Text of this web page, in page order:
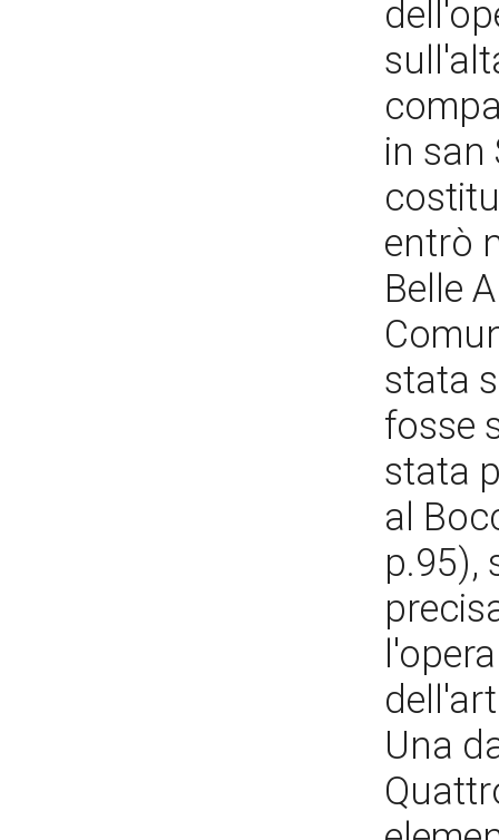
in san
entrò
Belle
stata
fosse
stata
al
p.95),
Una